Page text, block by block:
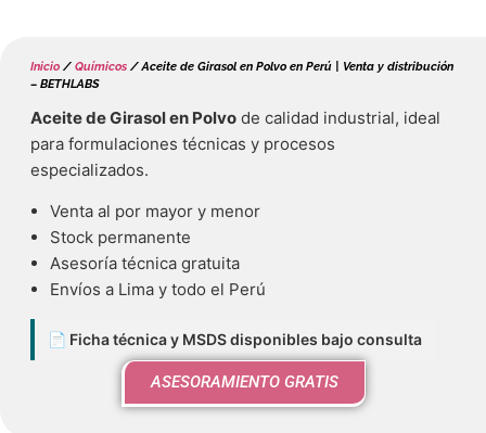
Inicio / Químicos / Aceite de Girasol en Polvo en Perú | Venta y distribución
– BETHLABS
Aceite de Girasol en Polvo de calidad industrial, ideal
para formulaciones técnicas y procesos
especializados.
Venta al por mayor y menor
Stock permanente
Asesoría técnica gratuita
Envíos a Lima y todo el Perú
📄 Ficha técnica y MSDS disponibles bajo consulta
ASESORAMIENTO GRATIS